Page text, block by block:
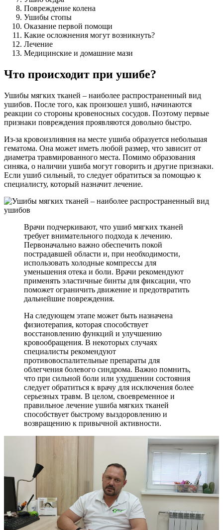
Повреждение колена
Ушибы стопы
Оказание первой помощи
Какие осложнения могут возникнуть?
Лечение
Медицинские и домашние мази
Что происходит при ушибе?
Ушибы мягких тканей – наиболее распространенный вид
ушибов. После того, как произошел ушиб, начинаются
реакции со стороны кровеносных сосудов. Поэтому первые
признаки повреждения проявляются довольно быстро.
Из-за кровоизлияния на месте ушиба образуется небольшая
гематома. Она может иметь любой размер, что зависит от
диаметра травмированного места. Помимо образования
синяка, о наличии ушиба могут говорить и другие признаки.
Если ушиб сильный, то следует обратиться за помощью к
специалисту, который назначит лечение.
Врачи подчеркивают, что ушиб мягких тканей
требует внимательного подхода к лечению.
Первоначально важно обеспечить покой
пострадавшей области и, при необходимости,
использовать холодные компрессы для
уменьшения отека и боли. Врачи рекомендуют
применять эластичные бинты для фиксации, что
поможет ограничить движение и предотвратить
дальнейшие повреждения.
На следующем этапе может быть назначена
физиотерапия, которая способствует
восстановлению функций и улучшению
кровообращения. В некоторых случаях
специалисты рекомендуют
противовоспалительные препараты для
облегчения болевого синдрома. Важно помнить,
что при сильной боли или ухудшении состояния
следует обратиться к врачу для исключения более
серьезных травм. В целом, своевременное и
правильное лечение ушиба мягких тканей
способствует быстрому выздоровлению и
возвращению к привычной активности.